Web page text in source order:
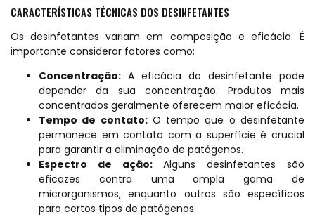
CARACTERÍSTICAS TÉCNICAS DOS DESINFETANTES
Os desinfetantes variam em composição e eficácia. É
importante considerar fatores como:
Concentração: A eficácia do desinfetante pode
depender da sua concentração. Produtos mais
concentrados geralmente oferecem maior eficácia.
Tempo de contato:O tempo que o desinfetante
permanece em contato com a superfície é crucial
para garantir a eliminação de patógenos.
Espectro de ação:Alguns desinfetantes são
eficazes contra uma ampla gama de
microrganismos, enquanto outros são específicos
para certos tipos de patógenos.